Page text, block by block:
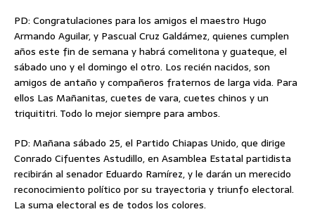
PD: Congratulaciones para los amigos el maestro Hugo
Armando Aguilar, y Pascual Cruz Galdámez, quienes cumplen
años este fin de semana y habrá comelitona y guateque, el
sábado uno y el domingo el otro. Los recién nacidos, son
amigos de antaño y compañeros fraternos de larga vida. Para
ellos Las Mañanitas, cuetes de vara, cuetes chinos y un
triquititri. Todo lo mejor siempre para ambos.
PD: Mañana sábado 25, el Partido Chiapas Unido, que dirige
Conrado Cifuentes Astudillo, en Asamblea Estatal partidista
recibirán al senador Eduardo Ramírez, y le darán un merecido
reconocimiento político por su trayectoria y triunfo electoral.
La suma electoral es de todos los colores.